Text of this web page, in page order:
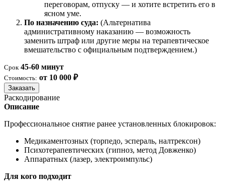
переговорам, отпуску — и хотите встретить его в
ясном уме.
По назначению суда: (Альтернатива
административному наказанию — возможность
заменить штраф или другие меры на терапевтическое
вмешательство с официальным подтверждением.)
Срок 45-60 минут
Стоимость: от 10 000 ₽
Заказать
Раскодирование
Описание
Профессиональное снятие ранее установленных блокировок:
Медикаментозных (торпедо, эспераль, налтрексон)
Психотерапевтических (гипноз, метод Довженко)
Аппаратных (лазер, электроимпульс)
Для кого подходит